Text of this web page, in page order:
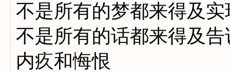
不是所有的梦都来得及实
不是所有的话都来得及告
内疚和悔恨